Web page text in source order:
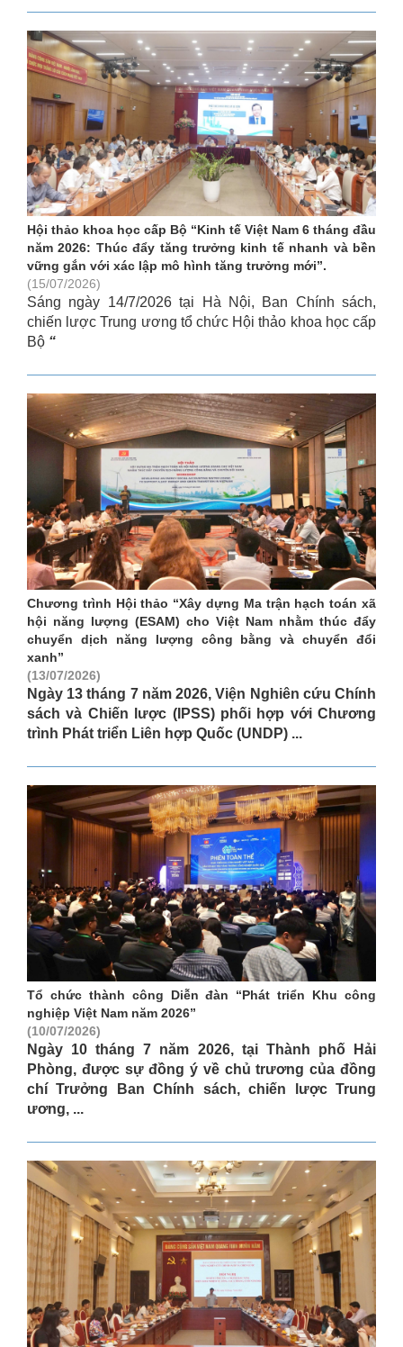
Hội thảo khoa học cấp Bộ “Kinh tế Việt Nam 6 tháng đầu
năm 2026: Thúc đẩy tăng trưởng kinh tế nhanh và bền
vững gắn với xác lập mô hình tăng trưởng mới”.
(15/07/2026)
Sáng ngày 14/7/2026 tại Hà Nội, Ban Chính sách,
chiến lược Trung ương tổ chức Hội thảo khoa học cấp
Bộ “
Chương trình Hội thảo “Xây dựng Ma trận hạch toán xã
hội năng lượng (ESAM) cho Việt Nam nhằm thúc đẩy
chuyển dịch năng lượng công bằng và chuyển đổi
xanh”
(13/07/2026)
Ngày 13 tháng 7 năm 2026, Viện Nghiên cứu Chính
sách và Chiến lược (IPSS) phối hợp với Chương
trình Phát triển Liên hợp Quốc (UNDP) ...
Tổ chức thành công Diễn đàn “Phát triển Khu công
nghiệp Việt Nam năm 2026”
(10/07/2026)
Ngày 10 tháng 7 năm 2026, tại Thành phố Hải
Phòng, được sự đồng ý về chủ trương của đồng
chí Trưởng Ban Chính sách, chiến lược Trung
ương, ...